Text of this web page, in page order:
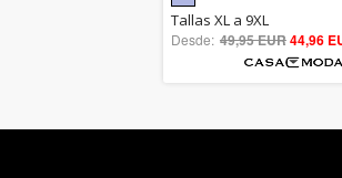
5.00
out of 5
Tallas XL a 9XL
Desde: 49,95 EUR44,96